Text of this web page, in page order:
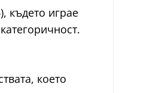
където играе
което